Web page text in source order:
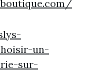
un-
sur-